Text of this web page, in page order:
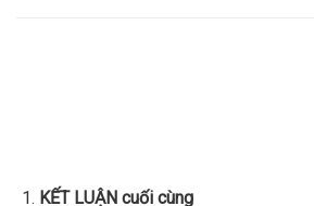
KẾT LUẬN cuối cùng